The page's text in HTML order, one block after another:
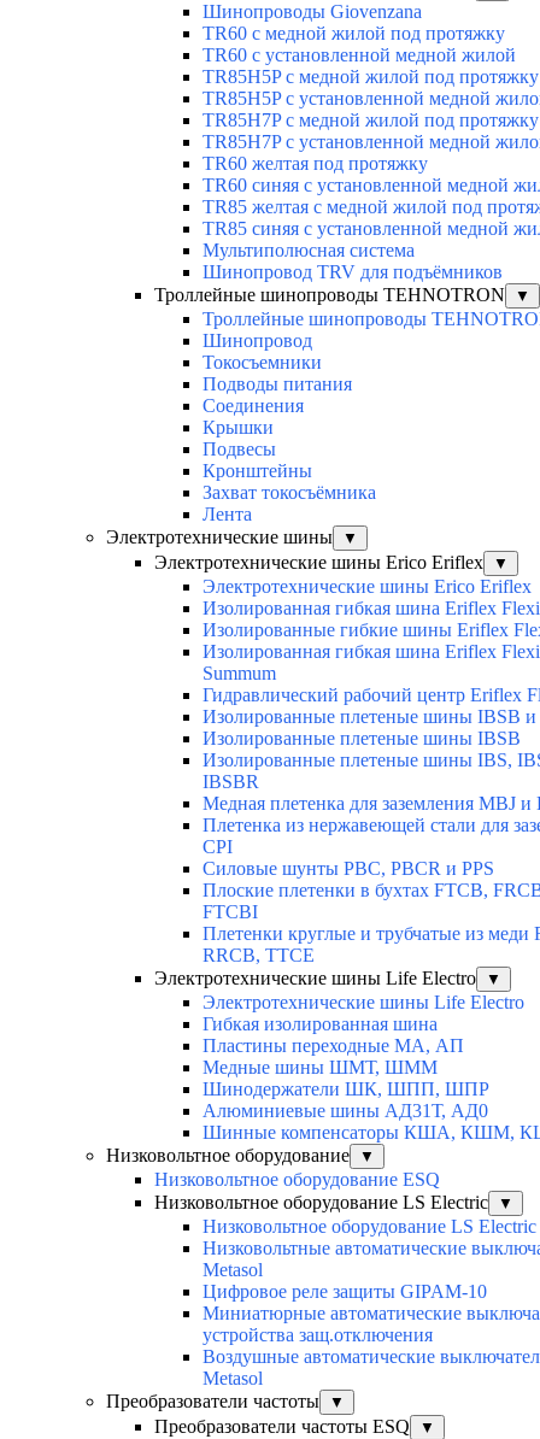
Шинопроводы Giovenzana
TR60 с медной жилой под протяжку
TR60 с установленной медной жилой
TR85H5P с медной жилой под протяжку
TR85H5P с установленной медной
TR85H7P с медной жилой под протяжку
TR85H7P с установленной медной
TR60 желтая под протяжку
TR60 синяя с установленной медной
TR85 желтая с медной жилой под
TR85 синяя с установленной медной
Мультиполюсная система
Шинопровод TRV для подъёмников
Троллейные шинопроводы TEHNOTRON
▼
Троллейные шинопроводы
Шинопровод
Токосъемники
Подводы питания
Соединения
Крышки
Подвесы
Кронштейны
Захват токосъёмника
Лента
Электротехнические шины
▼
Электротехнические шины Erico Eriflex ▼
Электротехнические шины Erico Eriflex
Изолированная гибкая шина Eriflex
Изолированные гибкие шины Eriflex
Изолированная гибкая шина Eriflex
Summum
Гидравлический рабочий центр Eriflex
Изолированные плетеные шины IBSB
Изолированные плетеные шины IBSB
Изолированные плетеные шины IBS,
IBSBR
Медная плетенка для заземления MBJ и
Плетенка из нержавеющей стали для
CPI
Силовые шунты PBC, PBCR и PPS
Плоские плетенки в бухтах FTCB,
FTCBI
Плетенки круглые и трубчатые из меди
RRCB, TTCE
Электротехнические шины Life Electro
▼
Электротехнические шины Life Electro
Гибкая изолированная шина
Пластины переходные МА, АП
Медные шины ШМТ, ШММ
Шинодержатели ШК, ШПП, ШПР
Алюминиевые шины АД31Т, АД0
Шинные компенсаторы КША, КШМ,
Низковольтное оборудование
▼
Низковольтное оборудование ESQ
Низковольтное оборудование LS Electric
▼
Низковольтное оборудование LS Electric
Низковольтные автоматические
Metasol
Цифровое реле защиты GIPAM-10
Миниатюрные автоматические
устройства защ.отключения
Воздушные автоматические
Metasol
Преобразователи частоты
▼
Преобразователи частоты ESQ ▼